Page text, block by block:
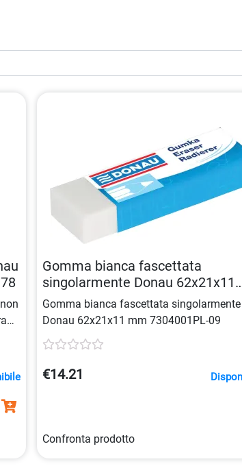
ha
8
Gomma bianca fascettata
singolarmente Donau 62x21x11
mm
Gomma bianca fascettata singolarmente
Donau 62x21x11 mm 7304001PL-09
€14.21
Confronta prodotto